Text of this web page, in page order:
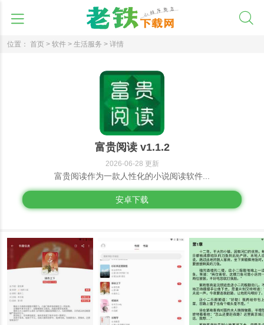
位置： 首页 > 软件 > 生活服务 > 详情
富贵阅读 v1.1.2
2026-06-28 更新
富贵阅读作为一款人性化的小说阅读软件...
安卓下载